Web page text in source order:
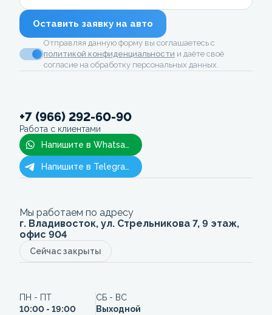
Оставить заявку на авто
Отправляя данную форму вы соглашаетесь с
политикой конфиденциальности и даёте своё
согласие на обработку персональных данных.
+7 (966) 292-60-90
Работа с клиентами
Напишите в Whatsapp
Напишите в Telegram
Мы работаем по адресу
г. Владивосток, ул. Стрельникова 7, 9 этаж,
офис 904
Сейчас закрыты
ПН - ПТ
10:00 - 19:00
СБ - ВС
Выходной